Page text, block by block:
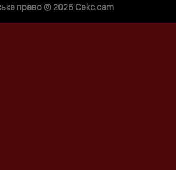
право © 2026 Cekc.cam